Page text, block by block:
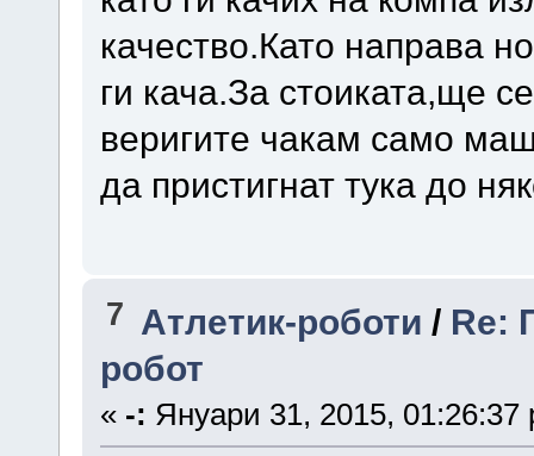
качество.Като направа
ги кача.За стоиката,ще
веригите чакам само
да пристигнат тука до
7 Атлетик-роботи / Re:
робот
« -: Януари 31, 2015, 01:26:37